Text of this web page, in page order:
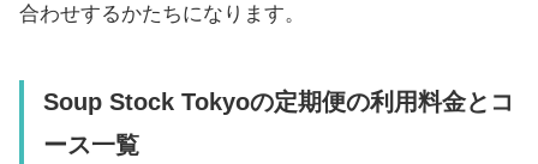
合わせするかたちになります。
Soup Stock Tokyoの定期便の利用料金とコ
ース一覧